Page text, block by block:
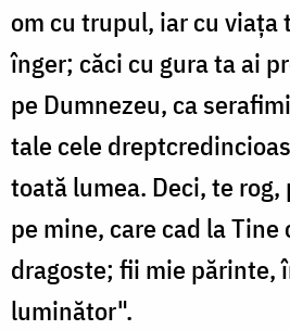
om cu trupul, iar cu viața
înger; căci cu gura ta ai
pe Dumnezeu, ca
tale cele
toată lumea. Deci, te
pe mine, care cad la
dragoste; fii mie părinte,
luminător".